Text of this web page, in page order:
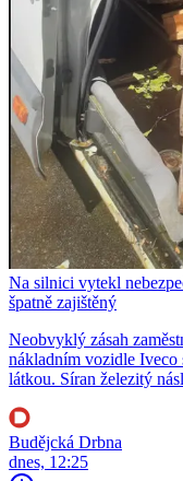
Na silnici vytekl
špatně zajištěný
Neobvyklý zásah
nákladním vozidle Iveco
látkou. Síran železitý
Budějcká Drbna
dnes, 12:25